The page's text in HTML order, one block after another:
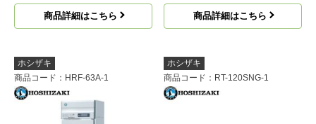
商品詳細はこちら 商品詳細はこちら
ホシザキ
商品コード ：HRF-63A-1
ホシザキ
商品コード ：RT-120SNG-1